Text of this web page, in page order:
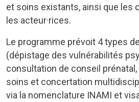
et soins existants, ainsi que les
les acteur·rices.
Le programme prévoit 4 types
(dépistage des vulnérabilités
consultation de conseil
soins et concertation
via la nomenclature INAMI et